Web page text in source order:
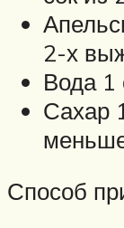
2-х
Вода 1
Сахар
Способ